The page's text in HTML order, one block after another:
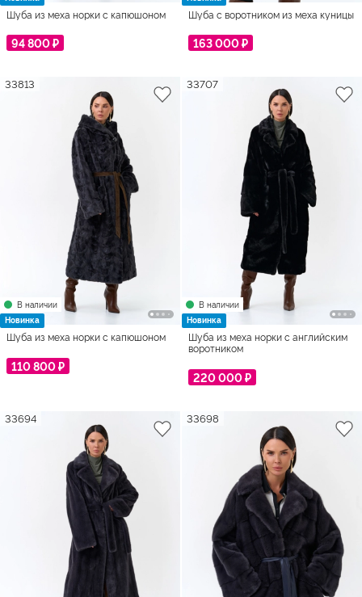
Шуба из меха норки с капюшоном
94 800 ₽
Шуба с воротником из меха куницы
163 000 ₽
В наличии
Новинка
33813
Шуба из меха норки с капюшоном
110 800 ₽
В наличии
Новинка
33707
Шуба из меха норки с английским
воротником
220 000 ₽
33694 33698